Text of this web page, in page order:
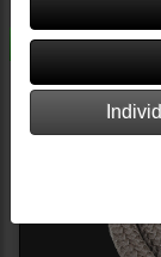
versandkostenfrei